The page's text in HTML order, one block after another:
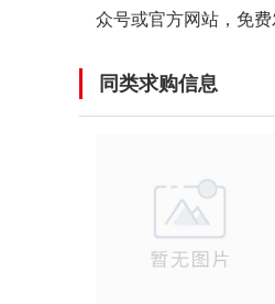
众号或官方网站，免费
同类求购信息